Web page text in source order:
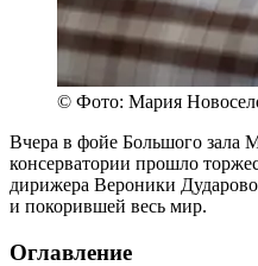
© Фото: Мария
Вчера в фойе Большого зала
консерватории прошло
дирижера Вероники
и покорившей весь мир.
Оглавление